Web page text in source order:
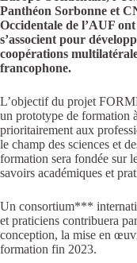
Panthéon Sorbonne et
Occidentale de l’AUF
s’associent pour
coopérations
francophone.
L’objectif du projet
un prototype de formation
prioritairement aux
le champ des sciences et
formation sera fondée sur
savoirs académiques et
Un consortium***
et praticiens contribuera
conception, la mise en
formation fin 2023.